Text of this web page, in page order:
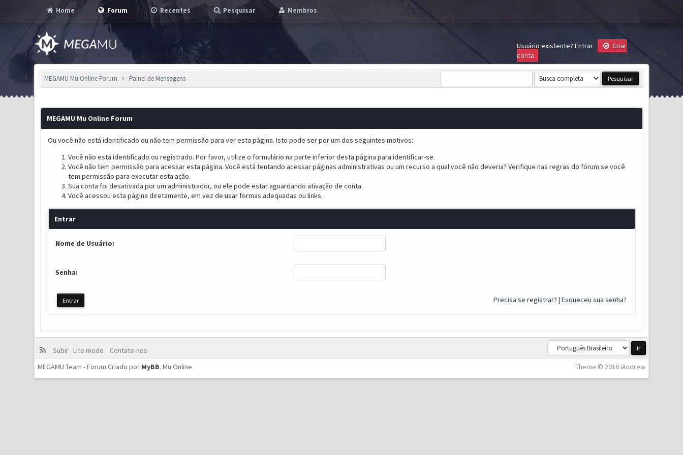
Home Forum Recentes Pesquisar Membros
Usuário existente? Entrar
Criar
conta
MEGAMU Mu Online Forum Painel de Mensagens
MEGAMU Mu Online Forum
Ou você não está identificado ou não tem permissão para ver esta página. Isto pode ser por um dos seguintes motivos:
Você não está identificado ou registrado. Por favor, utilize o formulário na parte inferior desta página para identificar-se.
Você não tem permissão para acessar esta página. Você está tentando acessar páginas administrativas ou um recurso a qual você não deveria? Verifique nas regras do fórum se você
tem permissão para executar esta ação.
Sua conta foi desativada por um administrador, ou ele pode estar aguardando ativação de conta.
Você acessou esta página diretamente, em vez de usar formas adequadas ou links.
Entrar
Nome de Usuário:
Senha:
Precisa se registrar? | Esqueceu sua senha?
Subir Lite mode
Contate-nos
Theme © 2016 iAndrew
MEGAMU Team - Forum Criado por MyBB.Mu Online